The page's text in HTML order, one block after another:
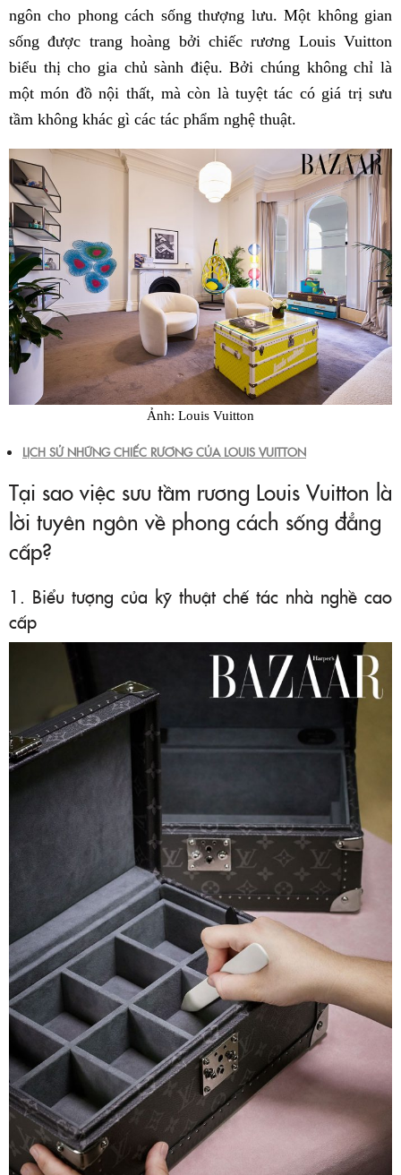
ngôn cho phong cách sống thượng lưu. Một không gian
sống được trang hoàng bởi chiếc rương Louis Vuitton
biểu thị cho gia chủ sành điệu. Bởi chúng không chỉ là
một món đồ nội thất, mà còn là tuyệt tác có giá trị sưu
tầm không khác gì các tác phẩm nghệ thuật.
Ảnh: Louis Vuitton
LỊCH SỬ NHỮNG CHIẾC RƯƠNG CỦA LOUIS VUITTON
Tại sao việc sưu tầm rương Louis Vuitton là
lời tuyên ngôn về phong cách sống đẳng
cấp?
1. Biểu tượng của kỹ thuật chế tác nhà nghề cao
cấp